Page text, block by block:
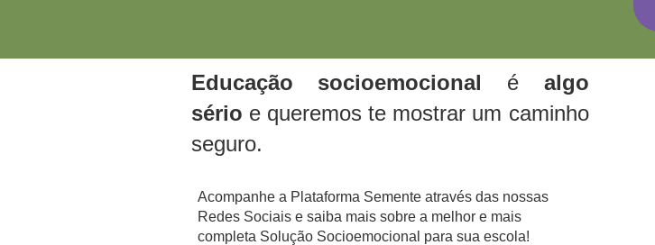
Educação socioemocional éalgo
sério e queremos te mostrar um caminho
seguro.
Acompanhe a Plataforma Semente através das nossas
Redes Sociais e saiba mais sobre a melhor e mais
completa Solução Socioemocional para sua escola!